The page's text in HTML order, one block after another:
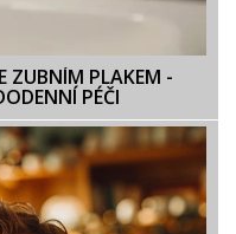
ZUBNÍM PLAKEM -
PÉČI